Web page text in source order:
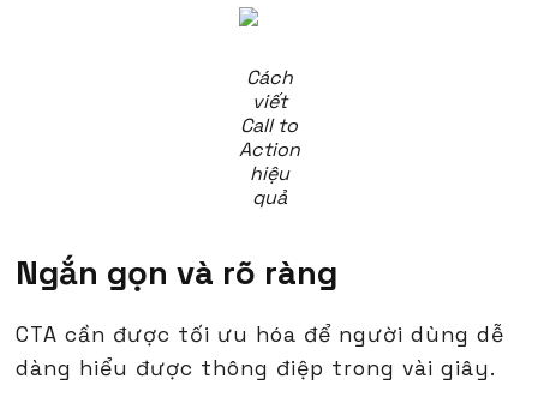
Cách
viết
Call to
Action
hiệu
quả
Ngắn gọn và rõ ràng
CTA cần được tối ưu hóa để người dùng dễ
dàng hiểu được thông điệp trong vài giây.